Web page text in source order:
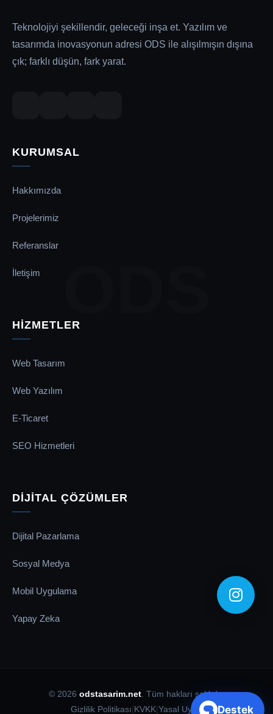
Teknolojiyi şekillendir, geleceği inşa et. Yazılım ve
tasarımda inovasyonun adresi ODS ile alışılmışın dışına
çık; farklı düşün, fark yarat.
KURUMSAL
Hakkımızda
Projelerimiz
Referanslar
İletişim
HİZMETLER
Web Tasarım
Web Yazılım
E-Ticaret
SEO Hizmetleri
DİJİTAL ÇÖZÜMLER
Dijital Pazarlama
Sosyal Medya
Mobil Uygulama
Yapay Zeka
© 2026 odstasarim.net. Tüm hakları saklıdır.
Gizlilik Politikası KVKK Yasal Uyarı Destek